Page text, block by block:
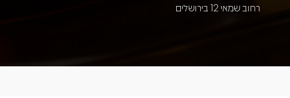
רחוב שמאי 12 בירושלים